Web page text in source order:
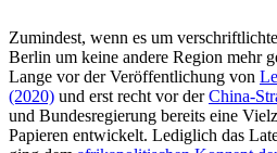
Zumindest, wenn es um
Berlin um keine andere Region mehr
Lange vor der Veröffentlichung von
(2020) und erst recht vor derChina-
und Bundesregierung bereits eine
Papieren entwickelt. Lediglich das